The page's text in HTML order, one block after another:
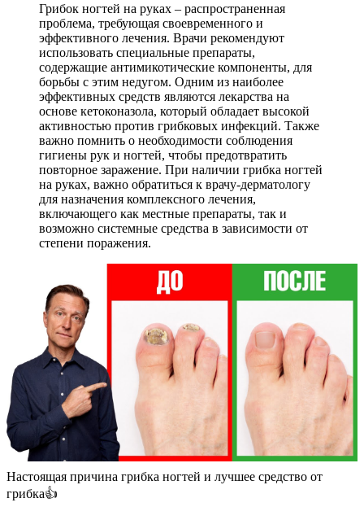
Грибок ногтей на руках – распространенная
проблема, требующая своевременного и
эффективного лечения. Врачи рекомендуют
использовать специальные препараты,
содержащие антимикотические компоненты, для
борьбы с этим недугом. Одним из наиболее
эффективных средств являются лекарства на
основе кетоконазола, который обладает высокой
активностью против грибковых инфекций. Также
важно помнить о необходимости соблюдения
гигиены рук и ногтей, чтобы предотвратить
повторное заражение. При наличии грибка ногтей
на руках, важно обратиться к врачу-дерматологу
для назначения комплексного лечения,
включающего как местные препараты, так и
возможно системные средства в зависимости от
степени поражения.
Настоящая причина грибка ногтей и лучшее средство от
грибка👍